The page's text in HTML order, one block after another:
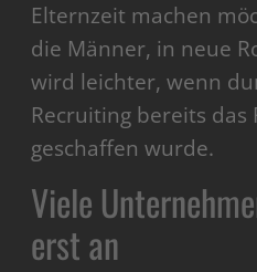
Elternzeit machen
die Männer, in neue
wird leichter, wenn
Recruiting bereits das
geschaffen wurde.
Viele
erst an